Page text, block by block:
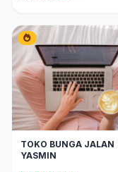
TOKO BUNGA JALAN
YASMIN